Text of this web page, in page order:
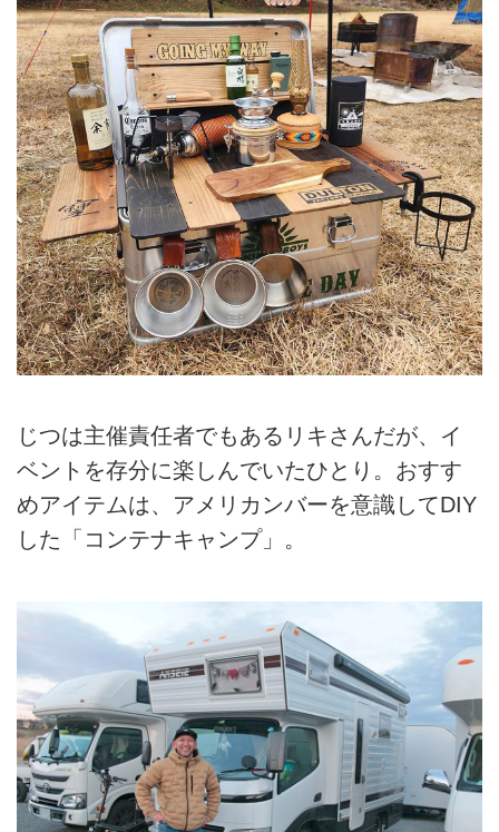
じつは主催責任者でもあるリキさんだが、イ
ベントを存分に楽しんでいたひとり。おすす
めアイテムは、アメリカンバーを意識してDIY
した「コンテナキャンプ」。